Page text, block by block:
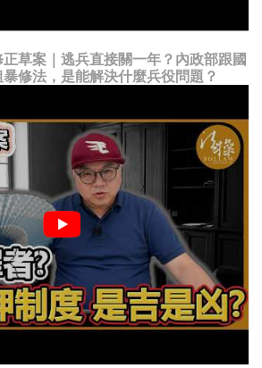
草案｜逃兵直接關一年？內政部跟國
修法，是能解決什麼兵役問題？